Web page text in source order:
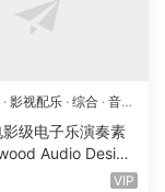
· 影视配乐 · 综合 · 音效
级电子乐演奏素
Audio Design
[KONTAK
VIP